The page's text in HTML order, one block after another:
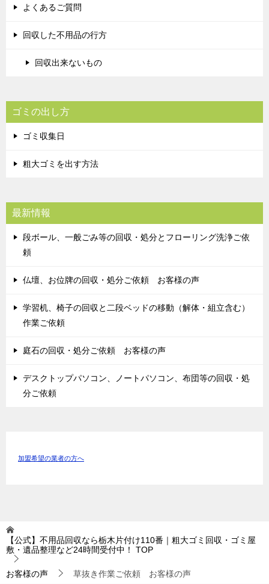
よくあるご質問
回収した不用品の行方
回収出来ないもの
ゴミの出し方
ゴミ収集日
粗大ゴミを出す方法
最新情報
段ボール、一般ごみ等の回収・処分とフローリング洗浄ご依
頼
仏壇、お位牌の回収・処分ご依頼 お客様の声
学習机、椅子の回収と二段ベッドの移動（解体・組立含む）
作業ご依頼
庭石の回収・処分ご依頼 お客様の声
デスクトップパソコン、ノートパソコン、布団等の回収・処
分ご依頼
加盟希望の業者の方へ
【公式】不用品回収なら栃木片付け110番｜粗大ゴミ回収・ゴミ屋
敷・遺品整理など24時間受付中！
TOP
お客様の声 草抜き作業ご依頼 お客様の声